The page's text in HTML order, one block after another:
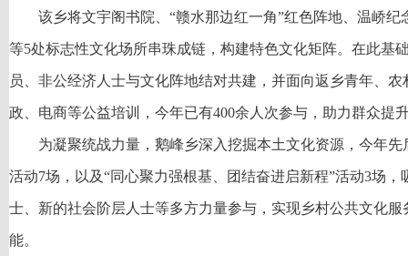
该乡将文宇阁书院、“赣水那边红一角”红色阵地、温峤
等5处标志性文化场所串珠成链，构建特色文化矩阵。在此基
员、非公经济人士与文化阵地结对共建，并面向返乡青年、
政、电商等公益培训，今年已有400余人次参与，助力群众提
为凝聚统战力量，鹅峰乡深入挖掘本土文化资源，今年
活动7场，以及“同心聚力强根基、团结奋进启新程”活动3场
士、新的社会阶层人士等多方力量参与，实现乡村公共文化
能。